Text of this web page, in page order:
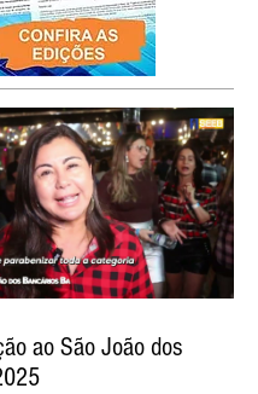
ao São João dos